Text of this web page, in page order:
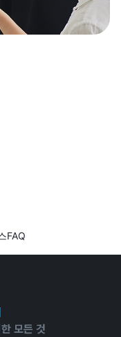
FAQ
모든 것